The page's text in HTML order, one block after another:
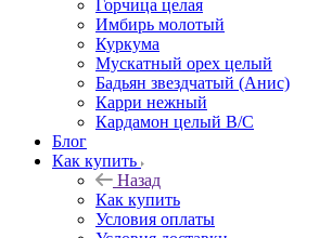
Горчица целая
Имбирь молотый
Куркума
Мускатный орех целый
Бадьян звездчатый (Анис)
Карри нежный
Кардамон целый В/С
Блог
Как купить
Назад
Как купить
Условия оплаты